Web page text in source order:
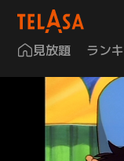
見放題 ラン